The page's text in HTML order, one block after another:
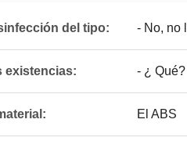
del tipo: - No, no
existencias: - ¿ Qué?
El ABS